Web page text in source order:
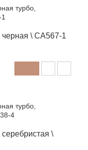
\ CA567-1
\